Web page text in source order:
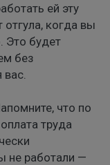
ей эту
когда вы
Это будет
без
что по
труда
не работали —